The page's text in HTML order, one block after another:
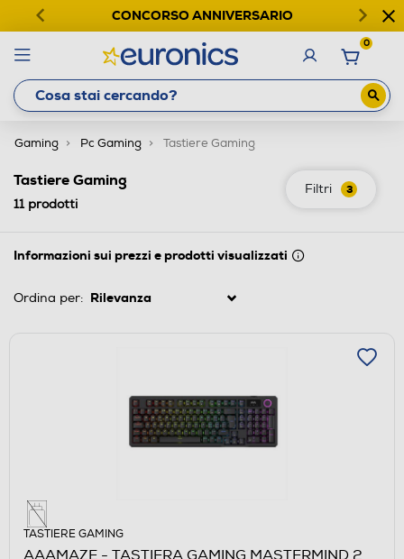
CONCORSO ANNIVERSARIO
0
Gaming Pc Gaming Tastiere Gaming
Filtri 3
Tastiere Gaming
11prodotti
Informazioni sui prezzi e prodotti visualizzati
Ordina per:
TASTIERE GAMING
AAAMAZE - TASTIERA GAMING MASTERMIND 2